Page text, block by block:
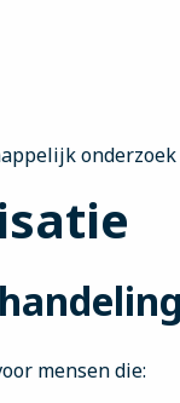
onderzoek
mensen die: